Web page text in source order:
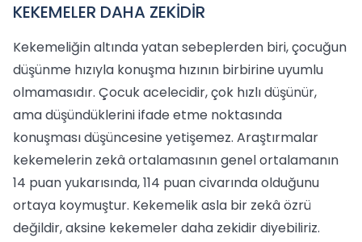
KEKEMELER DAHA ZEKİDİR
Kekemeliğin altında yatan sebeplerden biri, çocuğun
düşünme hızıyla konuşma hızının birbirine uyumlu
olmamasıdır. Çocuk acelecidir, çok hızlı düşünür,
ama düşündüklerini ifade etme noktasında
konuşması düşüncesine yetişemez. Araştırmalar
kekemelerin zekâ ortalamasının genel ortalamanın
14 puan yukarısında, 114 puan civarında olduğunu
ortaya koymuştur. Kekemelik asla bir zekâ özrü
değildir, aksine kekemeler daha zekidir diyebiliriz.